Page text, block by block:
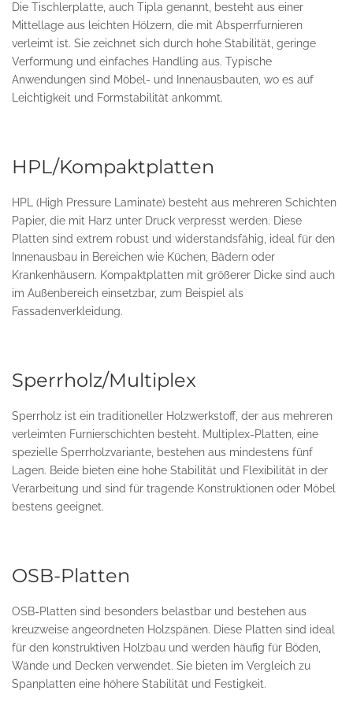
Die Tischlerplatte, auch Tipla genannt, besteht aus einer
Mittellage aus leichten Hölzern, die mit Absperrfurnieren
verleimt ist. Sie zeichnet sich durch hohe Stabilität, geringe
Verformung und einfaches Handling aus. Typische
Anwendungen sind Möbel- und Innenausbauten, wo es auf
Leichtigkeit und Formstabilität ankommt.
HPL/Kompaktplatten
HPL (High Pressure Laminate) besteht aus mehreren Schichten
Papier, die mit Harz unter Druck verpresst werden. Diese
Platten sind extrem robust und widerstandsfähig, ideal für den
Innenausbau in Bereichen wie Küchen, Bädern oder
Krankenhäusern. Kompaktplatten mit größerer Dicke sind auch
im Außenbereich einsetzbar, zum Beispiel als
Fassadenverkleidung.
Sperrholz/Multiplex
Sperrholz ist ein traditioneller Holzwerkstoff, der aus mehreren
verleimten Furnierschichten besteht. Multiplex-Platten, eine
spezielle Sperrholzvariante, bestehen aus mindestens fünf
Lagen. Beide bieten eine hohe Stabilität und Flexibilität in der
Verarbeitung und sind für tragende Konstruktionen oder Möbel
bestens geeignet.
OSB-Platten
OSB-Platten sind besonders belastbar und bestehen aus
kreuzweise angeordneten Holzspänen. Diese Platten sind ideal
für den konstruktiven Holzbau und werden häufig für Böden,
Wände und Decken verwendet. Sie bieten im Vergleich zu
Spanplatten eine höhere Stabilität und Festigkeit.